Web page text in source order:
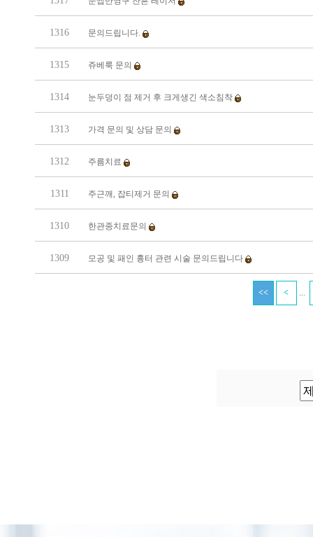
1316 문의드립니다.
1315 쥬베룩 문의
1314 눈두덩이 점 제거 후 크게생긴 색소침착
1313 가격 문의 및 상담 문의
1312 주름치료
1311 주근깨, 잡티제거 문의
1310 한관종치료문의
1309 모공 및 패인 흉터 관련 시술 문의드립니다
...